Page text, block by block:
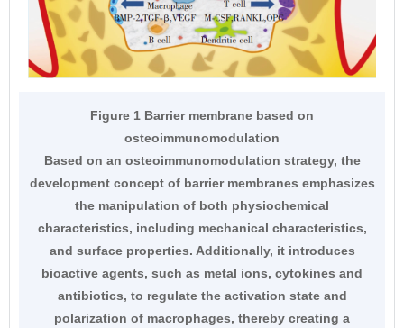
Figure 1 Barrier membrane based on
osteoimmunomodulation
Based on an osteoimmunomodulation strategy, the
development concept of barrier membranes emphasizes
the manipulation of both physiochemical
characteristics, including mechanical characteristics,
and surface properties. Additionally, it introduces
bioactive agents, such as metal ions, cytokines and
antibiotics, to regulate the activation state and
polarization of macrophages, thereby creating a